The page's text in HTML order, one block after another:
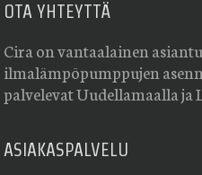
OTA YHTEYTTÄ
Cira on vantaalainen
ilmalämpöpumppujen
palvelevat Uudellamaalla ja
ASIAKASPALVELU